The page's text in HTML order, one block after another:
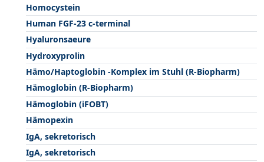
Homocystein
Human FGF-23 c-terminal
Hyaluronsaeure
Hydroxyprolin
Hämo/Haptoglobin -Komplex im Stuhl (R-Biopharm)
Hämoglobin (R-Biopharm)
Hämoglobin (iFOBT)
Hämopexin
IgA, sekretorisch
IgA, sekretorisch